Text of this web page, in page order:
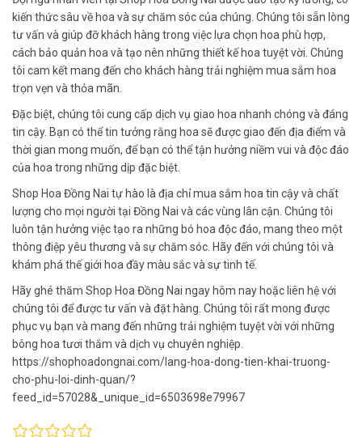
kiến thức sâu về hoa và sự chăm sóc của chúng. Chúng tôi sẵn lòng
tư vấn và giúp đỡ khách hàng trong việc lựa chọn hoa phù hợp,
cách bảo quản hoa và tạo nên những thiết kế hoa tuyệt vời. Chúng
tôi cam kết mang đến cho khách hàng trải nghiệm mua sắm hoa
trọn vẹn và thỏa mãn.
Đặc biệt, chúng tôi cung cấp dịch vụ giao hoa nhanh chóng và đáng
tin cậy. Bạn có thể tin tưởng rằng hoa sẽ được giao đến địa điểm và
thời gian mong muốn, để bạn có thể tận hưởng niềm vui và độc đáo
của hoa trong những dịp đặc biệt.
Shop Hoa Đồng Nai tự hào là địa chỉ mua sắm hoa tin cậy và chất
lượng cho mọi người tại Đồng Nai và các vùng lân cận. Chúng tôi
luôn tận hưởng việc tạo ra những bó hoa độc đáo, mang theo một
thông điệp yêu thương và sự chăm sóc. Hãy đến với chúng tôi và
khám phá thế giới hoa đầy màu sắc và sự tinh tế.
Hãy ghé thăm Shop Hoa Đồng Nai ngay hôm nay hoặc liên hệ với
chúng tôi để được tư vấn và đặt hàng. Chúng tôi rất mong được
phục vụ bạn và mang đến những trải nghiệm tuyệt vời với những
bông hoa tươi thắm và dịch vụ chuyên nghiệp.
https://shophoadongnai.com/lang-hoa-dong-tien-khai-truong-
cho-phu-loi-dinh-quan/?
feed_id=57028&_unique_id=6503698e79967